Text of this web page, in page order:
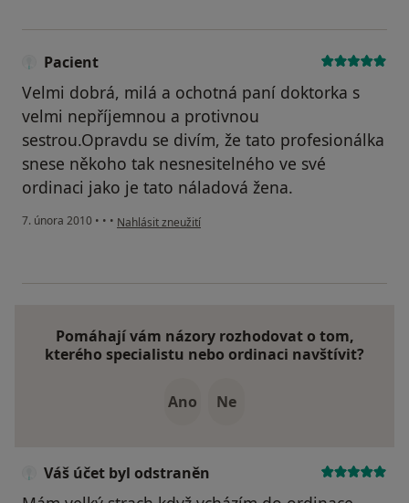
Pacient
Velmi dobrá, milá a ochotná paní doktorka s
velmi nepříjemnou a protivnou
sestrou.Opravdu se divím, že tato profesionálka
snese někoho tak nesnesitelného ve své
ordinaci jako je tato náladová žena.
7. února 2010 • • • podle názoru uživatele Pacient
Nahlásit zneužití
Pomáhají vám názory rozhodovat o tom,
kterého specialistu nebo ordinaci navštívit?
Ano Ne
Váš účet byl odstraněn